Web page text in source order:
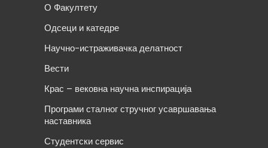
О Факултету
Одсеци и катедре
Научно-истраживачка делатност
Вести
Крас – вековна научна инспирација
Програми сталног стручног усавршавања
наставника
Студентски сервис